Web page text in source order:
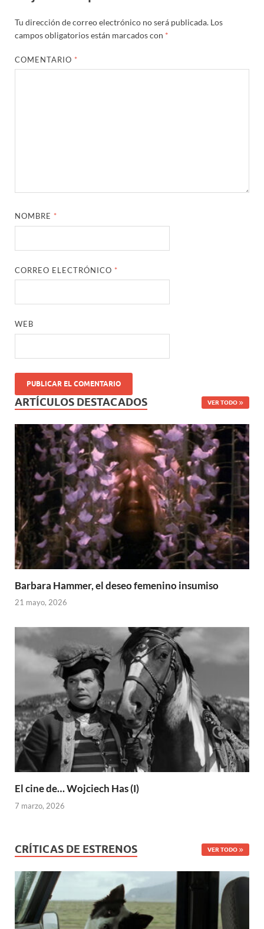
Tu dirección de correo electrónico no será publicada. Los
campos obligatorios están marcados con *
COMENTARIO *
NOMBRE *
CORREO ELECTRÓNICO *
WEB
ARTÍCULOS DESTACADOS VER TODO
Barbara Hammer, el deseo femenino insumiso
21 mayo, 2026
El cine de… Wojciech Has (I)
7 marzo, 2026
CRÍTICAS DE ESTRENOS VER TODO